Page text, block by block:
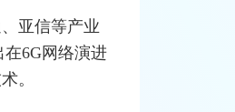
、 亚信等产业
6G网络演进
。